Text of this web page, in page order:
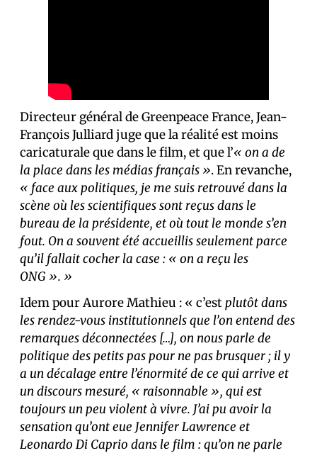
Directeur général de Greenpeace France, Jean-
François Julliard juge que la réalité est moins
caricaturale que dans le film, et que l’« on a de
la place dans les médias français ». En revanche,
« face aux politiques, je me suis retrouvé dans la
scène où les scientifiques sont reçus dans le
bureau de la présidente, et où tout le monde s’en
fout. On a souvent été accueillis seulement parce
qu’il fallait cocher la case : « on a reçu les
ONG ». »
Idem pour Aurore Mathieu : « c’estplutôt dans
les rendez-vous institutionnels que l’on entend des
remarques déconnectées […], on nous parle de
politique des petits pas pour ne pas brusquer ; il y
a un décalage entre l’énormité de ce qui arrive et
un discours mesuré, « raisonnable », qui est
toujours un peu violent à vivre. J’ai pu avoir la
sensation qu’ont eue Jennifer Lawrence et
Leonardo Di Caprio dans le film : qu’on ne parle